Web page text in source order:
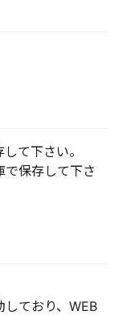
て下さい。
で保存して下さ
ており、WEB